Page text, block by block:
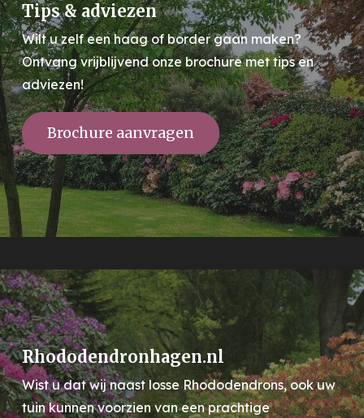
Tips & adviezen
Wilt u zelf een haag of border gaan maken?
Ontvang vrijblijvend onze brochure met tips en
adviezen!
Brochure aanvragen
Rhododendronhagen.nl
Wist u dat wij naast losse Rhododendrons, ook uw
tuin kunnen voorzien van een prachtige